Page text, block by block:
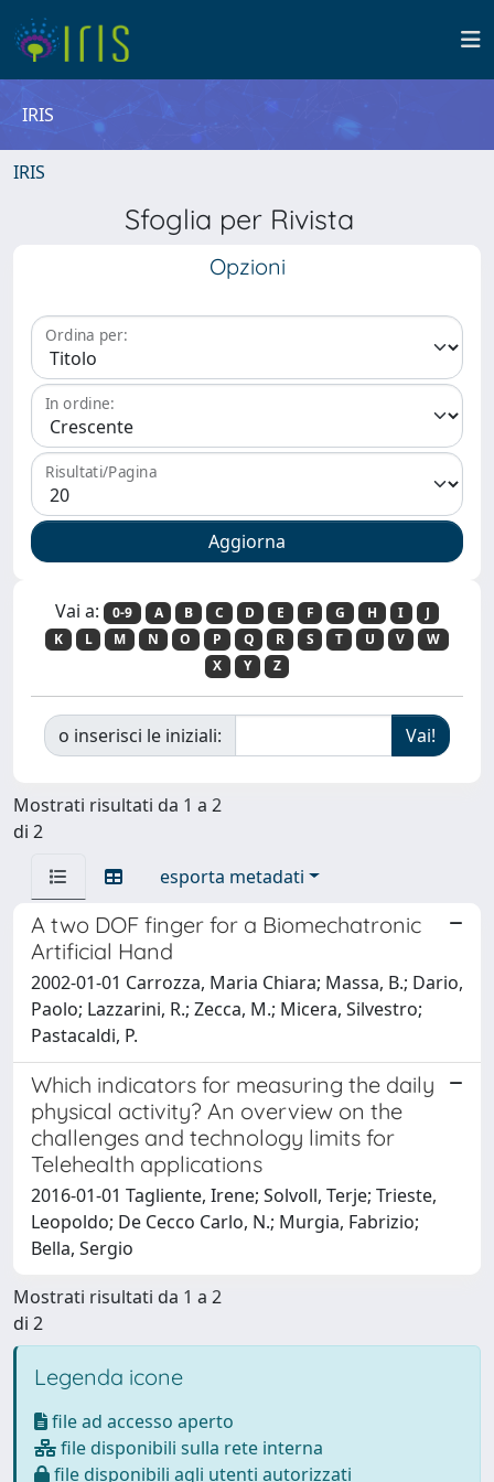
IRIS
IRIS
Sfoglia per Rivista
Opzioni
Ordina per:
In ordine:
Risultati/Pagina
Vai a: 0-9 A B C D E F G H I
J
K
L M N O P Q R S T U V
W
X
Y Z
o inserisci le iniziali:
Mostrati risultati da 1 a 2
di 2
esporta metadati
A two DOF finger for a Biomechatronic
Artificial Hand
2002-01-01 Carrozza, Maria Chiara; Massa, B.; Dario,
Paolo; Lazzarini, R.; Zecca, M.; Micera, Silvestro;
Pastacaldi, P.
Which indicators for measuring the daily
physical activity? An overview on the
challenges and technology limits for
Telehealth applications
2016-01-01 Tagliente, Irene; Solvoll, Terje; Trieste,
Leopoldo; De Cecco Carlo, N.; Murgia, Fabrizio;
Bella, Sergio
Mostrati risultati da 1 a 2
di 2
Legenda icone
file ad accesso aperto
file disponibili sulla rete interna
file disponibili agli utenti autorizzati